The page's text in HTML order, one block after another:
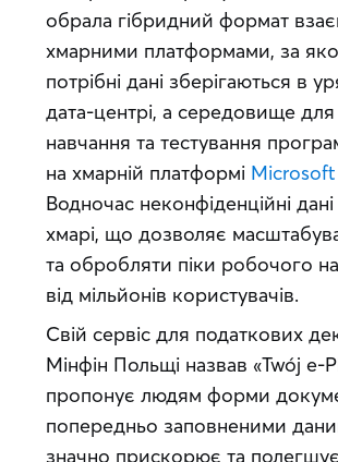
обрала гібридний формат
хмарними платформами, за
потрібні дані зберігаються в
дата-центрі, а середовище
навчання та тестування
на хмарній платформі
Водночас неконфіденційні
хмарі, що дозволяє
та обробляти піки робочого
від мільйонів користувачів.
Свій сервіс для податкових
Мінфін Польщі назвав «Twój e-
пропонує людям форми
попередньо заповненими
значно прискорює та